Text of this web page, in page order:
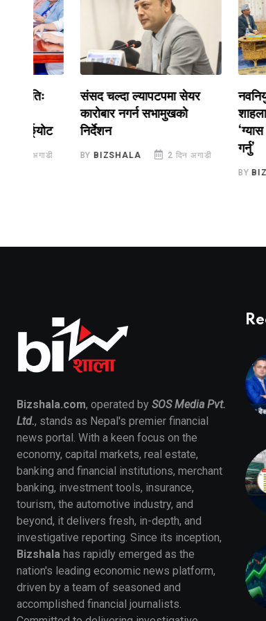
संसद चल्दा ल्यापटपमा सेयर
कारोबार नगर्न सभामुखको
निर्देशन
BYBIZSHALA 2 दिन अगाडी
नवनियुक्त आयल
शाहलाई मन्त्री
‘ग्यास अभाव
गर्नु’
BIZSHALA
Bizshala.com, operated by SOS Media Pvt.
Ltd., stands as Nepal's premier financial
news portal. With a keen focus on the
economy, capital markets, real estate,
banking and financial institutions, merchant
banking, investment tools, insurance,
tourism, the automotive industry, and
beyond, it delivers fresh, in-depth, and
investigative reporting. Since its inception,
Bizshala has rapidly emerged as the
nation's leading economic news platform,
driven by a team of seasoned and
accomplished financial journalists.